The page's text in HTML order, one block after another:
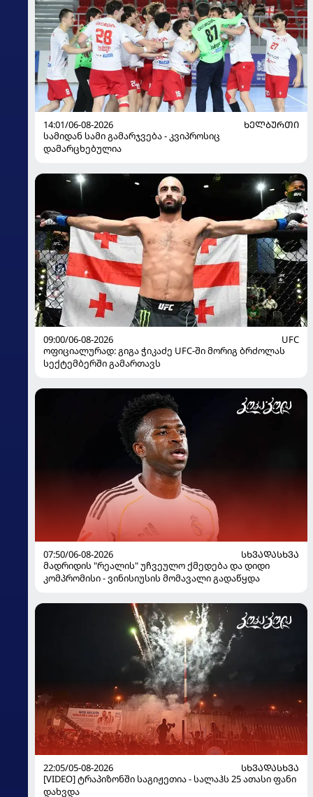
14:01/06-08-2026
ᲮᲔᲚᲑᲣᲠᲗᲘ
სამიდან სამი გამარჯვება - კვიპროსიც
დამარცხებულია
09:00/06-08-2026
UFC
ოფიციალურად: გიგა ჭიკაძე UFC-ში მორიგ ბრძოლას
სექტემბერში გამართავს
07:50/06-08-2026
ᲡᲮᲕᲐᲓᲐᲡᲮᲕᲐ
მადრიდის "რეალის" უჩვეულო ქმედება და დიდი
კომპრომისი - ვინისიუსის მომავალი გადაწყდა
22:05/05-08-2026
ᲡᲮᲕᲐᲓᲐᲡᲮᲕᲐ
[VIDEO] ტრაპიზონში საგიჟეთია - სალაჰს 25 ათასი ფანი
დახვდა